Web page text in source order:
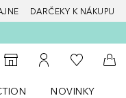
DARČEKY K NÁKUPU
Do vyhľadávača predajní
Do môjho účtu
Do môjho
Do
NOVINKY